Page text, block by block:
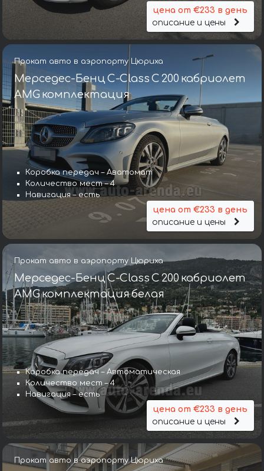
цена от €233 в день
описание и цены
Прокат авто в аэропорту Цюриха
Мерседес-Бенц C-Class C 200 кабриолет
AMG комплектация
Коробка передач – Аватомат
Количество мест – 4
Навигация – есть
цена от €233 в день
описание и цены
Прокат авто в аэропорту Цюриха
Мерседес-Бенц C-Class C 200 кабриолет
AMG комплектация белая
Коробка передач – Автоматическая
Количество мест – 4
Навигация – есть
цена от €233 в день
описание и цены
Прокат авто в аэропорту Цюриха